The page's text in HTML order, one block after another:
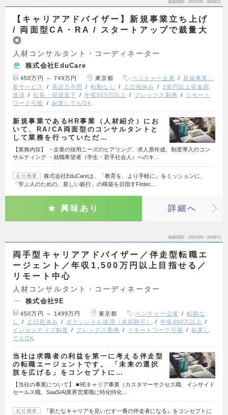
掲載期間 26/07/29～26/08/11
【キャリアアドバイザー】新規事業立ち上げ
/ 両面型CA・RA / スタートアップで裁量大
◎
人材コンサルタント・コーディネーター
株式会社EduCare
450万円 ～ 749万円 東京都 ベンチャー企業
新規事業・
新サービス
英語力不問 転勤なし 土日祝休み
1億円以上資金調
達済
社長・役員直下 年収600万以上 フレックス勤務
リモート
ワーク可能
副業してもOK
新規事業であるHR事業（人材紹介）にお
いて、RA/CA両面型のコンサルタントと
して業務を行っていただ…
【業務内容】 ・企業の採用ニーズのヒアリング、求人票作成、制度導入のコン
サルティング ・就職希望者（学生・若手社会人）へのキ…
会社概要
株式会社EduCareは、「教育を、より手軽に」をミッションに、
「学ぶ人のための、新しい銀行」の構築を目指すFintec…
興味あり 詳細へ
掲載期間 26/07/29～26/08/11
両手型キャリアアドバイザー／伴走型転職エ
ージェント／年収1,500万円以上目指せる／
リモート中心
人材コンサルタント・コーディネーター
株式会社9E
450万円 ～ 1499万円 東京都 ベンチャー企業
転勤な
し
土日祝休み ポテンシャル採用（未経験可）
年収600万以上
インセンティブ制度
フレックス勤務 リモートワーク可能
副業し
てもOK
当社は求職者の利益を第一に考える伴走型
の転職エージェントです。 「未来の選択
肢を広げる」をコンセプトに…
【当社の事業について】 ■9Eキャリア事業（カスタマーサクセス職、インサイド
セールス職、SaaS/AI業界営業職に特化特化…
会社概要
『新たなキャリアを見いだす一番の伴走者になる』をコンセプトに